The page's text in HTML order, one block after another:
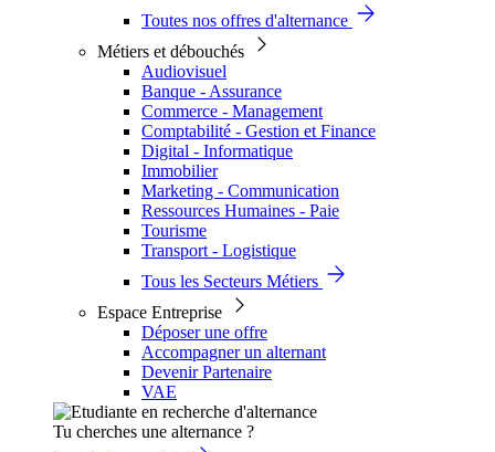
Toutes nos offres d'alternance
Métiers et débouchés
Audiovisuel
Banque - Assurance
Commerce - Management
Comptabilité - Gestion et Finance
Digital - Informatique
Immobilier
Marketing - Communication
Ressources Humaines - Paie
Tourisme
Transport - Logistique
Tous les Secteurs Métiers
Espace Entreprise
Déposer une offre
Accompagner un alternant
Devenir Partenaire
VAE
Tu cherches une alternance ?